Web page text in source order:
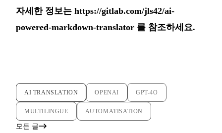
자세한 정보는 https://gitlab.com/jls42/ai-
powered-markdown-translator 를 참조하세요.
AI TRANSLATION OPENAI GPT-4O
MULTILINGUE AUTOMATISATION
모든 글